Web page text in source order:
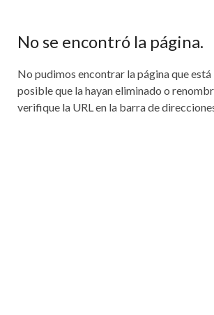
No se encontró la página.
No pudimos encontrar la página que está
posible que la hayan eliminado o
verifique la URL en la barra de